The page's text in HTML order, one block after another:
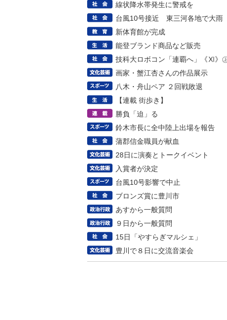
線状降水帯発生に警戒を
台風10号接近 東三河各地で大雨
新体育館が完成
能登ブランド商品など販売
技科大ロボコン「連覇へ」《Ⅺ》
画家・蟹江杏さんの作品展示
八木・舟山ペア ２回戦敗退
【連載 街歩き】
勝負「迫」る
鈴木市長に全中陸上出場を報告
蒲郡信金職員が献血
28日に演奏とトークイベント
入賞者が決定
台風10号影響で中止
ブロンズ賞に豊川市
あすから一般質問
９日から一般質問
15日「やすらぎマルシェ」
豊川で８日に交流音楽会